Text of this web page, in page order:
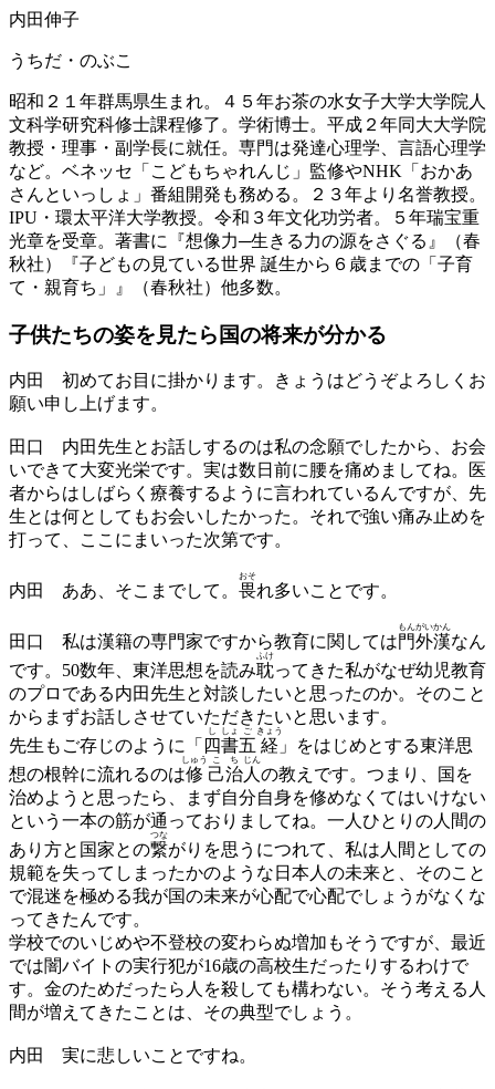
内田伸子
うちだ・のぶこ
昭和２１年群馬県生まれ。４５年お茶の水女子大学大学院人
文科学研究科修士課程修了。学術博士。平成２年同大大学院
教授・理事・副学長に就任。専門は発達心理学、言語心理学
など。ベネッセ「こどもちゃれんじ」監修やNHK「おかあ
さんといっしょ」番組開発も務める。２３年より名誉教授。
IPU・環太平洋大学教授。令和３年文化功労者。５年瑞宝重
光章を受章。著書に『想像力─生きる力の源をさぐる』（春
秋社）『子どもの見ている世界 誕生から６歳までの「子育
て・親育ち」』（春秋社）他多数。
子供たちの姿を見たら 国の将来が分かる
内田
初めてお目に掛かります。きょうはどうぞよろしくお
願い申し上げます。
田口
内田先生とお話しするのは私の念願でしたから、お会
いできて大変光栄です。実は数日前に腰を痛めましてね。医
者からはしばらく療養するように言われているんですが、先
生とは何としてもお会いしたかった。それで強い痛み止めを
打って、ここにまいった次第です。
内田 ああ、そこまでして。 畏
おそ
れ多いことです。
田口 私は漢籍の専門家ですから教育に関しては門外漢
もんがいかん
なん
です。50数年、東洋思想を読み耽
ふけ
ってきた私がなぜ幼児教育
のプロである内田先生と対談したいと思ったのか。そのこと
からまずお話しさせていただきたいと思います。
先生もご存じのように「 四
し
書
しょ
五
ご
経
きょう
」をはじめとする東洋思
想の根幹に流れるのは修
しゅう
己
こ
治
ち
人
じん
の教えです。つまり、国を
治めようと思ったら、まず自分自身を修めなくてはいけない
という一本の筋が通っておりましてね。一人ひとりの人間の
あり方と国家との繋
つな
がりを思うにつれて、私は人間としての
規範を失ってしまったかのような日本人の未来と、そのこと
で混迷を極める我が国の未来が心配で心配でしょうがなくな
ってきたんです。
学校でのいじめや不登校の変わらぬ増加もそうですが、最近
では闇バイトの実行犯が16歳の高校生だったりするわけで
す。金のためだったら人を殺しても構わない。そう考える人
間が増えてきたことは、その典型でしょう。
内田 実に悲しいことですね。